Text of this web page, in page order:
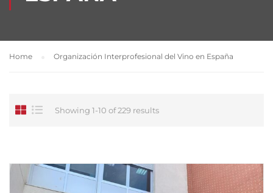
Home Organización Interprofesional del Vino en España
Showing 1-10 of 229 results